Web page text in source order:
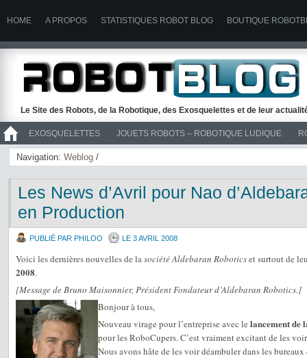
HOME A PROPOS STATISTIQUES ROBOT BLOG BOUTIQUE
Le Site des Robots, de la Robotique, des Exosquelettes et de leur
EXOSQUELETTES JOUETS ROBOTS – ROBOTIQUE LUDIQUE
>> ROBOTS
Navigation: Weblog /
Les News d’Avril pour Nao
en Production
PUBLIÉ PAR PHILOO LE 3 AVRIL 2008
Voici les dernières nouvelles de lasociété Aldebaran Roboticset surtout de
2008.
[Message de Bruno Maisonnier, Président Fondateur d’Aldebaran Robotics.]
Bonjour à tous,
Nouveau virage pour l’entreprise avec le lancement de
pour les RoboCupers. C’est vraiment excitant de les
Nous avons hâte de les voir déambuler dans les bureaux